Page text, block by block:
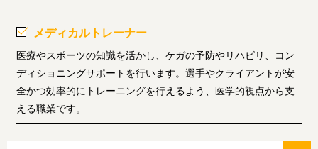
メディカルトレーナー
医療やスポーツの知識を活かし、ケガの予防やリハビリ、コン
ディショニングサポートを行います。選手やクライアントが安
全かつ効率的にトレーニングを行えるよう、医学的視点から支
える職業です。